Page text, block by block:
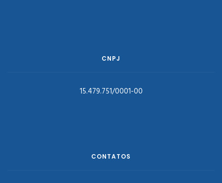
CNPJ
15.479.751/0001-00
CONTATOS